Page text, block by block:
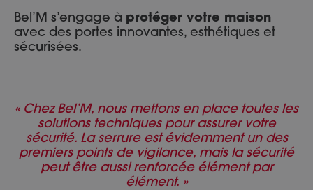
Bel’M s’engage à protéger votre maison
avec des portes innovantes, esthétiques et
sécurisées.
« Chez Bel’M, nous mettons en place toutes les
solutions techniques pour assurer votre
sécurité. La serrure est évidemment un des
premiers points de vigilance, mais la sécurité
peut être aussi renforcée élément par
élément. »